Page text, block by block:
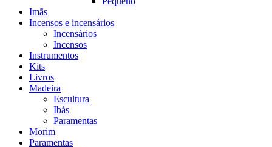
Imãs
Incensos e incensários
Incensários
Incensos
Instrumentos
Kits
Livros
Madeira
Escultura
Ibás
Paramentas
Morim
Paramentas